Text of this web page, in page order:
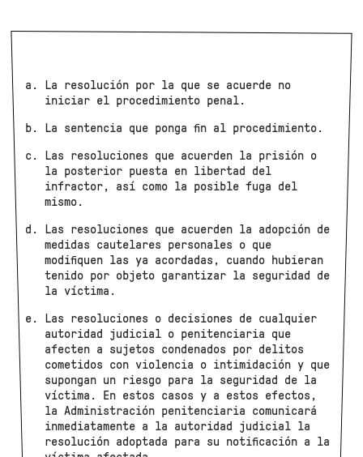
La resolución por la que se acuerde no
iniciar el procedimiento penal.
La sentencia que ponga fin al procedimiento.
Las resoluciones que acuerden la prisión o
la posterior puesta en libertad del
infractor, así como la posible fuga del
mismo.
Las resoluciones que acuerden la adopción de
medidas cautelares personales o que
modifiquen las ya acordadas, cuando hubieran
tenido por objeto garantizar la seguridad de
la víctima.
Las resoluciones o decisiones de cualquier
autoridad judicial o penitenciaria que
afecten a sujetos condenados por delitos
cometidos con violencia o intimidación y que
supongan un riesgo para la seguridad de la
víctima. En estos casos y a estos efectos,
la Administración penitenciaria comunicará
inmediatamente a la autoridad judicial la
resolución adoptada para su notificación a la